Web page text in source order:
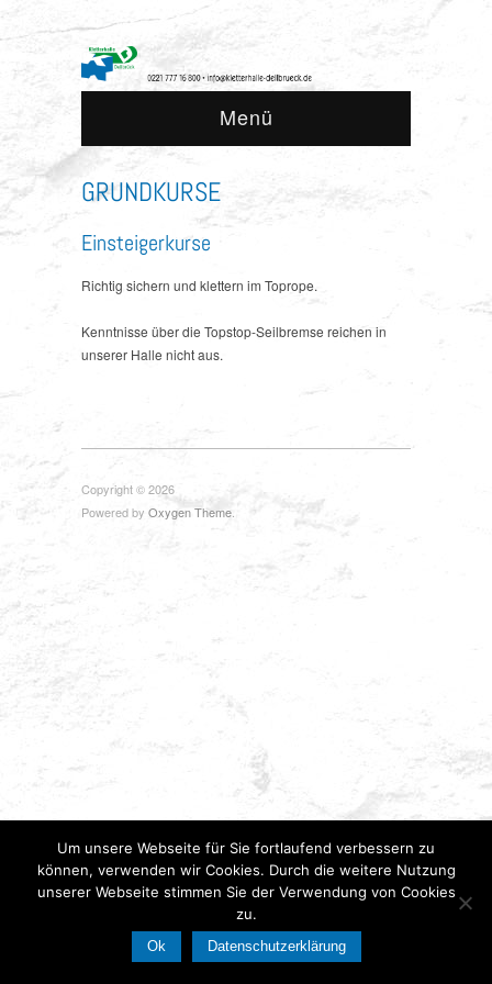
Menü
GRUNDKURSE
Einsteigerkurse
Richtig sichern und klettern im Toprope.
Kenntnisse über die Topstop-Seilbremse reichen in
unserer Halle nicht aus.
Copyright © 2026
Powered by Oxygen Theme
Um unsere Webseite für Sie fortlaufend verbessern zu
können, verwenden wir Cookies. Durch die weitere Nutzung
unserer Webseite stimmen Sie der Verwendung von Cookies
zu.
Ok Datenschutzerklärung